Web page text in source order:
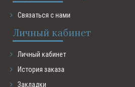
Связаться с нами
Личный кабинет
Личный кабинет
История заказа
Закладки